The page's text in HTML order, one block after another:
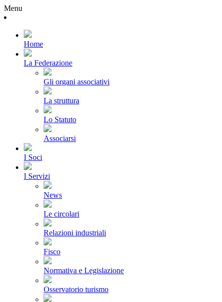
Menu
Home
La Federazione
Gli organi associativi
La struttura
Lo Statuto
Associarsi
I Soci
I Servizi
News
Le circolari
Relazioni industriali
Fisco
Normativa e Legislazione
Osservatorio turismo